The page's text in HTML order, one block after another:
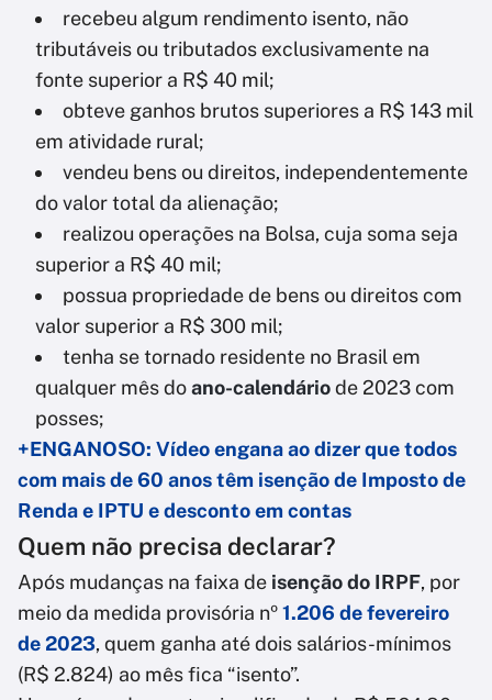
recebeu algum rendimento isento, não
tributáveis ou tributados exclusivamente na
fonte superior a R$ 40 mil;
obteve ganhos brutos superiores a R$ 143 mil
em atividade rural;
vendeu bens ou direitos, independentemente
do valor total da alienação;
realizou operações na Bolsa, cuja soma seja
superior a R$ 40 mil;
possua propriedade de bens ou direitos com
valor superior a R$ 300 mil;
tenha se tornado residente no Brasil em
qualquer mês doano-calendáriode 2023 com
posses;
+ENGANOSO: Vídeo engana ao dizer que todos
com mais de 60 anos têm isenção de Imposto de
Renda e IPTU e desconto em contas
Quem não precisa declarar?
Após mudanças na faixa de isenção do IRPF, por
meio da medida provisória nº1.206 de fevereiro
de 2023, quem ganha até dois salários-mínimos
(R$ 2.824) ao mês fica “isento”.